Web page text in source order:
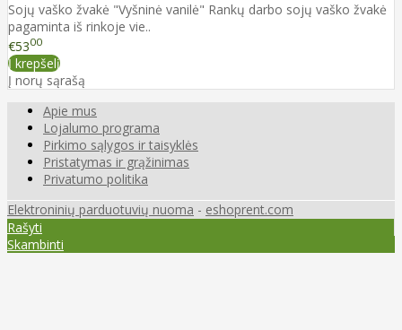
Sojų vaško žvakė "Vyšninė vanilė" Rankų darbo sojų vaško žvakė
pagaminta iš rinkoje vie..
€5300
Į krepšelį
Į norų sąrašą
Apie mus
Lojalumo programa
Pirkimo sąlygos ir taisyklės
Pristatymas ir grąžinimas
Privatumo politika
Elektroninių parduotuvių nuoma - eshoprent.com
Rašyti
Skambinti